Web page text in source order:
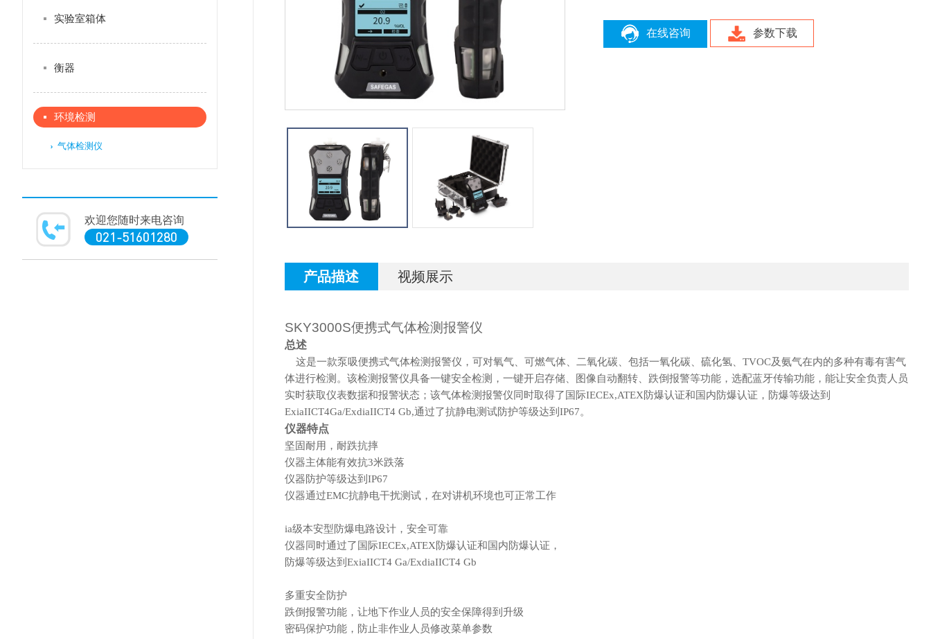
实验室箱体
衡器
环境检测
气体检测仪
欢迎您随时来电咨询
021-51601280
在线咨询 参数下载
产品描述 视频展示
SKY3000S便携式气体检测报警仪
总述
这是一款泵吸便携式气体检测报警仪，可对氧气、可燃气体、二氧化碳、包括一氧化碳、硫化氢、 TVOC及氨气在内的多种有毒有害气
体进行检测。该检测报警仪具备一键安全检测，一键开启存储、图像自动翻转、跌倒报警等功能，选配蓝牙传输功能，能让安全负责人员
实时获取仪表数据和报警状态；该气体检测报警仪同时取得了国际IECEx,ATEX防爆认证和国内防爆认证，防爆等级达到
ExiaIICT4Ga/ExdiaIICT4 Gb,通过了抗静电测试防护等级达到IP67。
仪器特点
坚固耐用，耐跌抗摔
仪器主体能有效抗3米跌落
仪器防护等级达到 IP67
仪器通过EMC抗静电干扰测试，在对讲机环境也可正常工作
ia级本安型防爆电路设计，安全可靠
仪器同时通过了国际IECEx,ATEX防爆认证和国内防爆认证，
防爆等级达到 ExiaIICT4 Ga/ExdiaIICT4 Gb
多重安全防护
跌倒报警功能，让地下作业人员的安全保障得到升级
密码保护功能，防止非作业人员修改菜单参数